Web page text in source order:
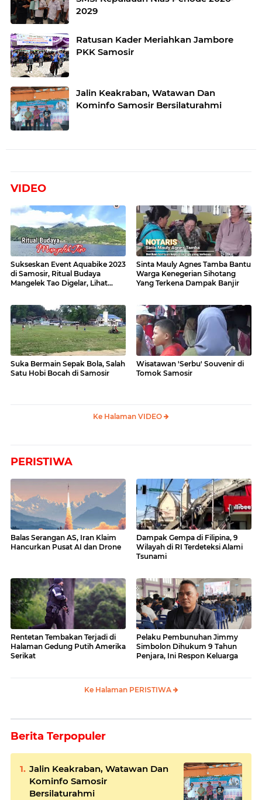
2029
Ratusan Kader Meriahkan Jambore
PKK Samosir
Jalin Keakraban, Watawan Dan
Kominfo Samosir Bersilaturahmi
VIDEO
Sukseskan Event Aquabike 2023
di Samosir, Ritual Budaya
Mangelek Tao Digelar, Lihat
Sinta Mauly Agnes Tamba Bantu
Warga Kenegerian Sihotang
Yang Terkena Dampak Banjir
Suka Bermain Sepak Bola, Salah
Satu Hobi Bocah di Samosir
Wisatawan 'Serbu' Souvenir di
Tomok Samosir
Ke Halaman VIDEO
PERISTIWA
Balas Serangan AS, Iran Klaim
Hancurkan Pusat AI dan Drone
Dampak Gempa di Filipina, 9
Wilayah di RI Terdeteksi Alami
Tsunami
Rentetan Tembakan Terjadi di
Halaman Gedung Putih Amerika
Serikat
Pelaku Pembunuhan Jimmy
Simbolon Dihukum 9 Tahun
Penjara, Ini Respon Keluarga
Ke Halaman PERISTIWA
Berita Terpopuler
Jalin Keakraban, Watawan Dan
Kominfo Samosir
Bersilaturahmi